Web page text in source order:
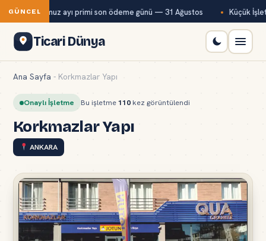
GÜNCEL
Bağ-Kur temmuz ayı primi son ödeme günü — 31 Ağustos Küçük
Ticari Dünya
Ana Sayfa - Korkmazlar Yapı
Onaylı İşletme Bu işletme110 kez görüntülendi
Korkmazlar Yapı
ANKARA